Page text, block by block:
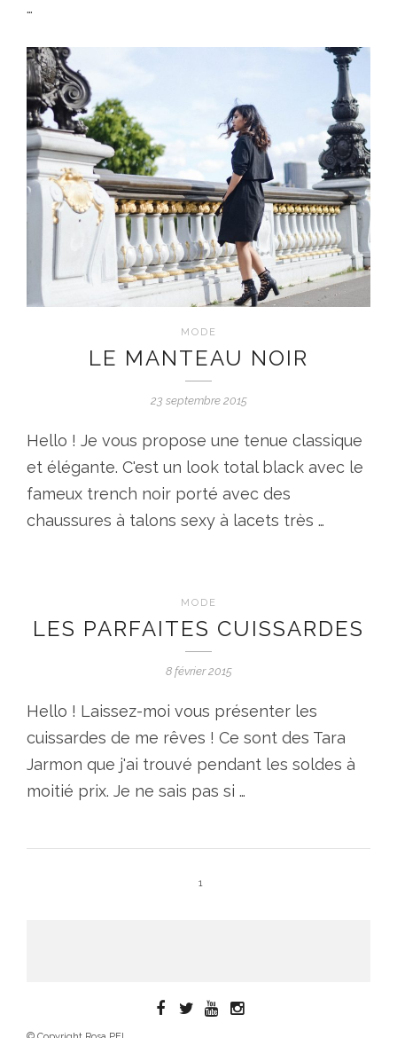
…
MODE
LE MANTEAU NOIR
23 septembre 2015
Hello ! Je vous propose une tenue classique
et élégante. C'est un look total black avec le
fameux trench noir porté avec des
chaussures à talons sexy à lacets très …
MODE
LES PARFAITES CUISSARDES
8 février 2015
Hello ! Laissez-moi vous présenter les
cuissardes de me rêves ! Ce sont des Tara
Jarmon que j'ai trouvé pendant les soldes à
moitié prix. Je ne sais pas si …
1